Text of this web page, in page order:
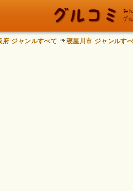
府 ジャンルすべて 寝屋川市 ジャンルす